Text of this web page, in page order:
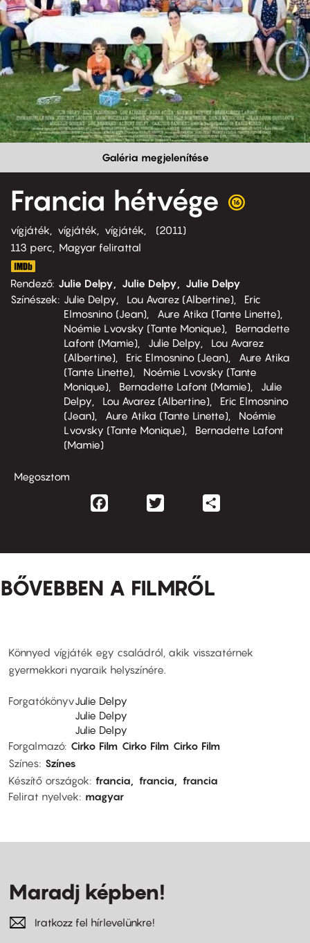
Galéria megjelenítése
Francia hétvége
vígjáték vígjáték vígjáték
2011
113 perc,
Magyar felirattal
Rendező Julie Delpy Julie Delpy
Julie Delpy
Színészek
Julie Delpy Lou Avarez (Albertine)
Eric
Elmosnino (Jean)
Aure Atika (Tante Linette)
Noémie Lvovsky (Tante Monique)
Bernadette
Lafont (Mamie)
Julie Delpy
Lou Avarez
(Albertine)
Eric Elmosnino (Jean)
Aure Atika
(Tante Linette)
Noémie Lvovsky (Tante
Monique)
Bernadette Lafont (Mamie)
Julie
Delpy
Lou Avarez (Albertine)
Eric Elmosnino
(Jean)
Aure Atika (Tante Linette)
Noémie
Lvovsky (Tante Monique)
Bernadette Lafont
(Mamie)
Megosztom
Facebook
BŐVEBBEN A FILMRŐL
Könnyed vígjáték egy családról, akik visszatérnek
gyermekkori nyaraik helyszínére.
ForgatókönyvJulie Delpy
Julie Delpy
Julie Delpy
Forgalmazó Cirko Film Cirko Film Cirko Film
Színes Színes
Készítő országok francia francia
francia
Felirat nyelvek
magyar
Maradj képben!
Iratkozz fel hírlevelünkre!